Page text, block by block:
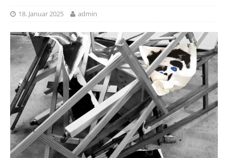
18. Januar 2025 admin